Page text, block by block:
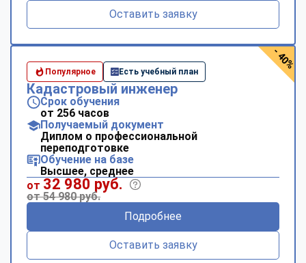
Оставить заявку
Популярное Есть учебный план
Кадастровый инженер
Срок обучения
от 256 часов
Получаемый документ
Диплом о профессиональной
переподготовке
Обучение на базе
Высшее, среднее
от 32 980 руб.
от 54 980 руб.
Подробнее
Оставить заявку
- 40%